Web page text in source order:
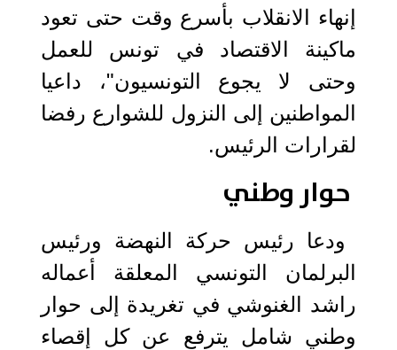
إنهاء الانقلاب بأسرع وقت حتى تعود
ماكينة الاقتصاد في تونس للعمل
وحتى لا يجوع التونسيون"، داعيا
المواطنين إلى النزول للشوارع رفضا
لقرارات الرئيس.
حوار وطني
ودعا رئيس حركة النهضة ورئيس
البرلمان التونسي المعلقة أعماله
راشد الغنوشي في تغريدة إلى حوار
وطني شامل يترفع عن كل إقصاء